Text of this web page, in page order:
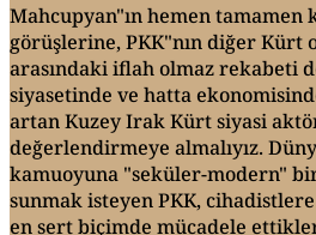
Mahcupyan"ın hemen tamamen
görüşlerine, PKK"nın diğer Kürt
arasındaki iflah olmaz rekabeti
siyasetinde ve hatta
artan Kuzey Irak Kürt siyasi
değerlendirmeye almalıyız.
kamuoyuna "seküler-modern"
sunmak isteyen PKK,
en sert biçimde mücadele